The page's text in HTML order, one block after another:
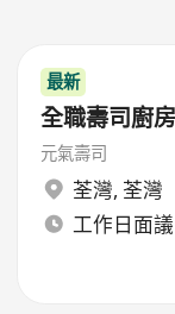
最新
全職壽司廚房
元氣壽司
荃灣, 荃灣
工作日面議